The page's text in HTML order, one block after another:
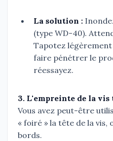
La solution :
(type WD-40).
Tapotez
faire pénétrer le
réessayez.
3. L'empreinte de la
Vous avez peut-être
« foiré » la tête de la vis,
bords.